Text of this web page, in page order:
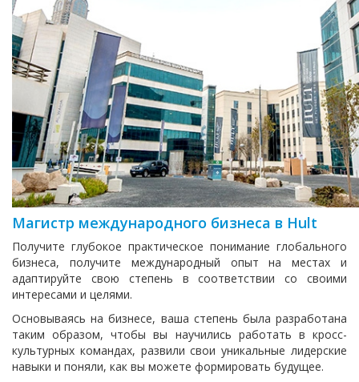
Магистр международного бизнеса в Hult
Получите глубокое практическое понимание глобального
бизнеса, получите международный опыт на местах и
адаптируйте свою степень в соответствии со своими
интересами и целями.
Основываясь на бизнесе, ваша степень была разработана
таким образом, чтобы вы научились работать в кросс-
культурных командах, развили свои уникальные лидерские
навыки и поняли, как вы можете формировать будущее.